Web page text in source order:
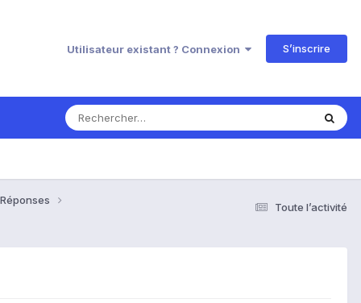
Utilisateur existant ? Connexion S’inscrire
Toute l’activité